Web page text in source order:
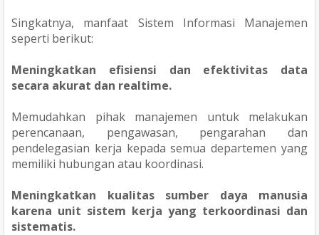
Singkatnya, manfaat Sistem Informasi Manajemen
seperti berikut:
Meningkatkan efisiensi dan efektivitas data
secara akurat dan realtime.
Memudahkan pihak manajemen untuk melakukan
perencanaan, pengawasan, pengarahan dan
pendelegasian kerja kepada semua departemen yang
memiliki hubungan atau koordinasi.
Meningkatkan kualitas sumber daya manusia
karena unit sistem kerja yang terkoordinasi dan
sistematis.